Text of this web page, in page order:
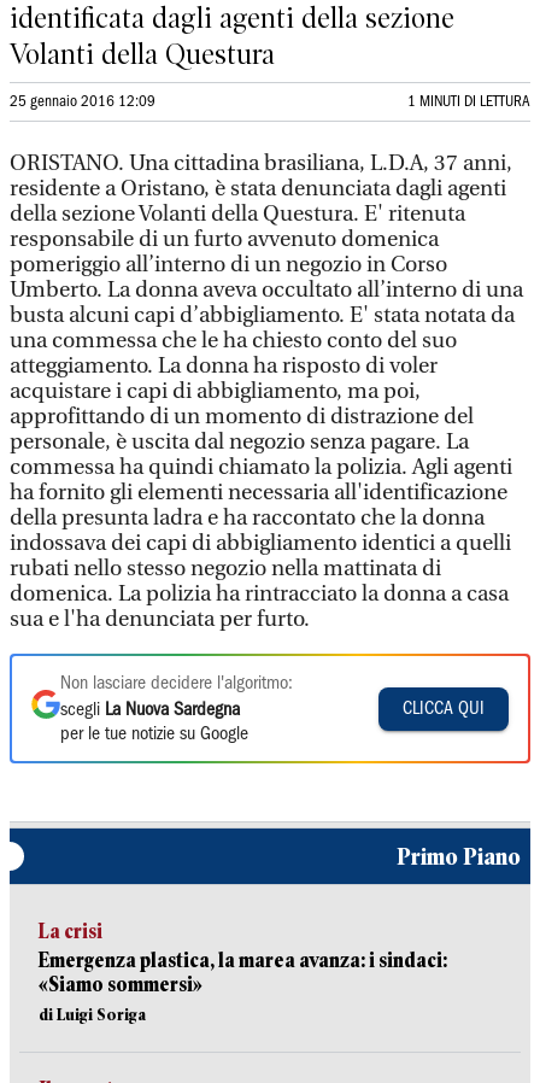
identificata dagli agenti della sezione
Volanti della Questura
25 gennaio 2016 12:09 1 MINUTI DI LETTURA
ORISTANO. Una cittadina brasiliana, L.D.A, 37 anni,
residente a Oristano, è stata denunciata dagli agenti
della sezione Volanti della Questura. E' ritenuta
responsabile di un furto avvenuto domenica
pomeriggio all’interno di un negozio in Corso
Umberto. La donna aveva occultato all’interno di una
busta alcuni capi d’abbigliamento. E' stata notata da
una commessa che le ha chiesto conto del suo
atteggiamento. La donna ha risposto di voler
acquistare i capi di abbigliamento, ma poi,
approfittando di un momento di distrazione del
personale, è uscita dal negozio senza pagare. La
commessa ha quindi chiamato la polizia. Agli agenti
ha fornito gli elementi necessaria all'identificazione
della presunta ladra e ha raccontato che la donna
indossava dei capi di abbigliamento identici a quelli
rubati nello stesso negozio nella mattinata di
domenica. La polizia ha rintracciato la donna a casa
sua e l'ha denunciata per furto.
Non lasciare decidere l'algoritmo:
scegli La Nuova Sardegna
per le tue notizie su Google
CLICCA QUI
Primo Piano
La crisi
Emergenza plastica, la marea avanza: i sindaci:
«Siamo sommersi»
di Luigi Soriga